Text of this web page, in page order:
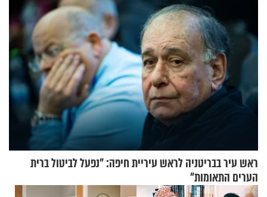
ראש עיר בבריטניה לראש עיריית חיפה: ״נפעל לביטול ברית
הערים התאומות״